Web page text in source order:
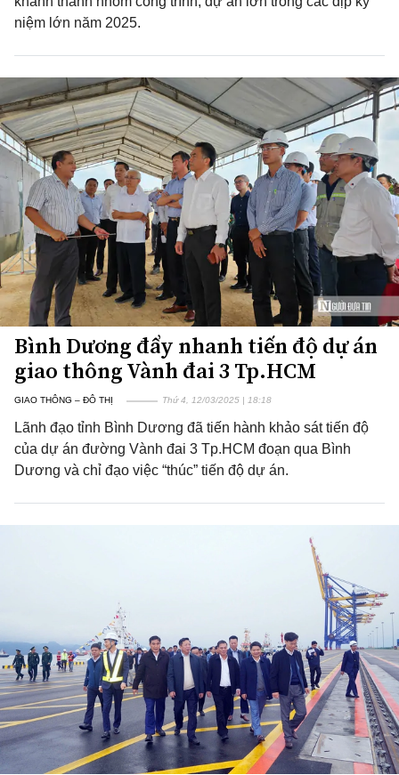
niệm lớn năm 2025.
Bình Dương đẩy nhanh tiến độ dự án
giao thông Vành đai 3 Tp.HCM
GIAO THÔNG – ĐÔ THỊ Thứ 4, 12/03/2025 | 18:18
Lãnh đạo tỉnh Bình Dương đã tiến hành khảo sát tiến độ
của dự án đường Vành đai 3 Tp.HCM đoạn qua Bình
Dương và chỉ đạo việc “thúc” tiến độ dự án.